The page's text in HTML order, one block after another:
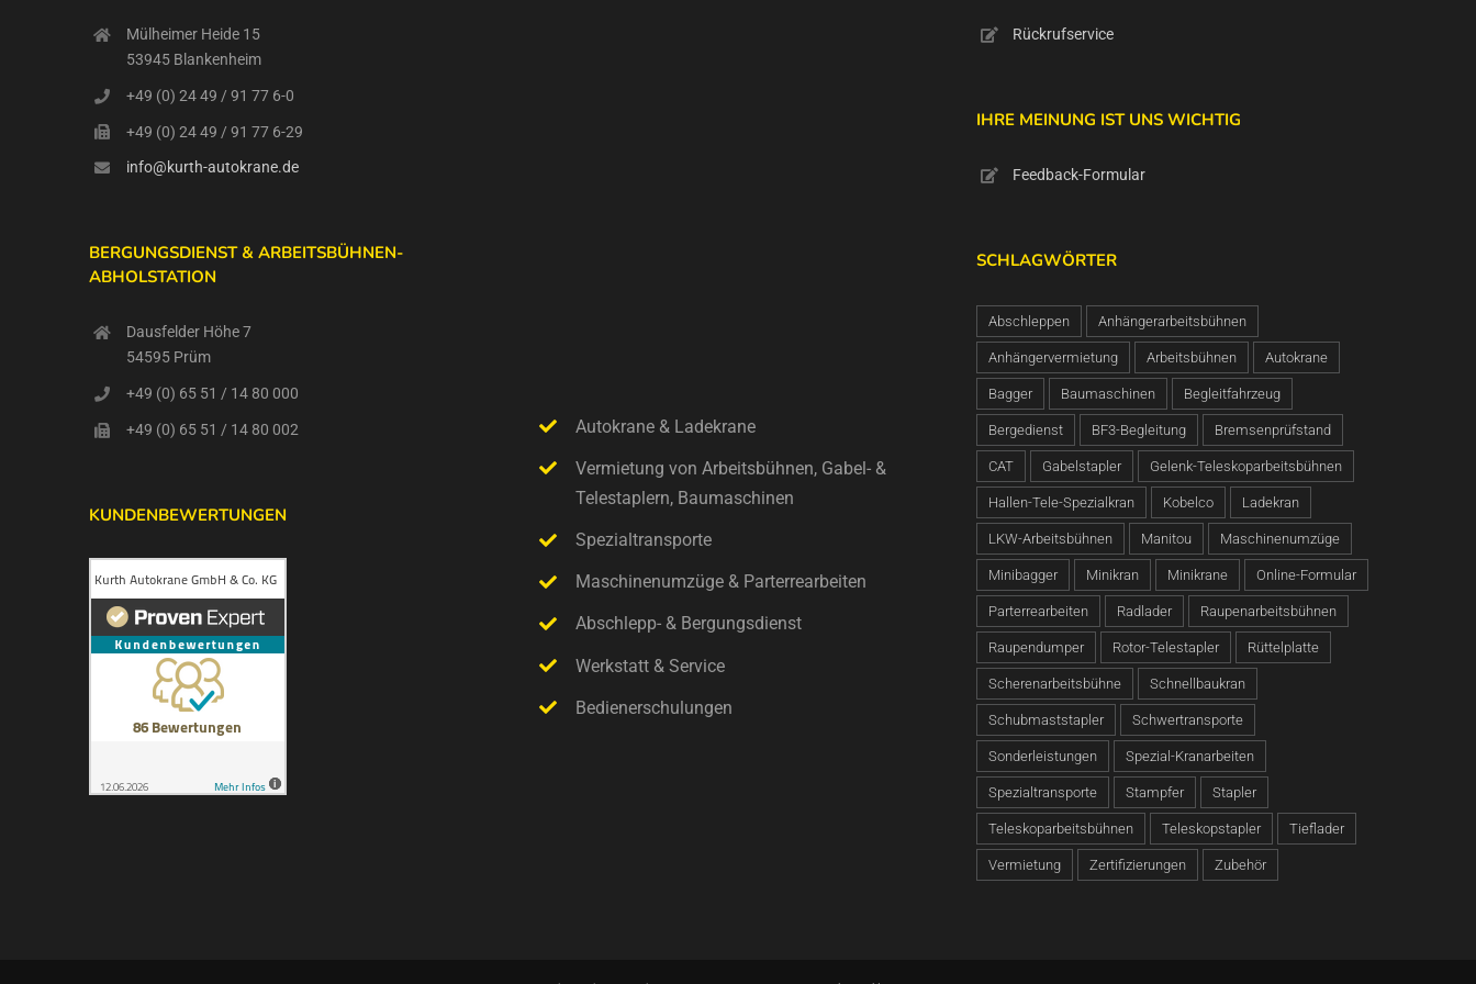
Mülheimer Heide 15
53945 Blankenheim
+49 (0) 24 49 / 91 77 6-0
+49 (0) 24 49 / 91 77 6-29
info@kurth-autokrane.de
BERGUNGSDIENST & ARBEITSBÜHNEN-
ABHOLSTATION
Dausfelder Höhe 7
54595 Prüm
+49 (0) 65 51 / 14 80 000
+49 (0) 65 51 / 14 80 002
KUNDENBEWERTUNGEN
Autokrane & Ladekrane
Vermietung von Arbeitsbühnen, Gabel- &
Telestaplern, Baumaschinen
Spezialtransporte
Maschinenumzüge & Parterrearbeiten
Abschlepp- & Bergungsdienst
Werkstatt & Service
Bedienerschulungen
Rückrufservice
IHRE MEINUNG IST UNS WICHTIG
Feedback-Formular
SCHLAGWÖRTER
Abschleppen Anhängerarbeitsbühnen
Anhängervermietung Arbeitsbühnen Autokrane
Bagger Baumaschinen Begleitfahrzeug
Bergedienst BF3-Begleitung Bremsenprüfstand
CAT Gabelstapler Gelenk-Teleskoparbeitsbühnen
Hallen-Tele-Spezialkran Kobelco Ladekran
LKW-Arbeitsbühnen Manitou Maschinenumzüge
Minibagger Minikran Minikrane Online-Formular
Parterrearbeiten Radlader Raupenarbeitsbühnen
Raupendumper Rotor-Telestapler Rüttelplatte
Scherenarbeitsbühne Schnellbaukran
Schubmaststapler Schwertransporte
Sonderleistungen Spezial-Kranarbeiten
Spezialtransporte Stampfer Stapler
Teleskoparbeitsbühnen Teleskopstapler Tieflader
Vermietung Zertifizierungen Zubehör